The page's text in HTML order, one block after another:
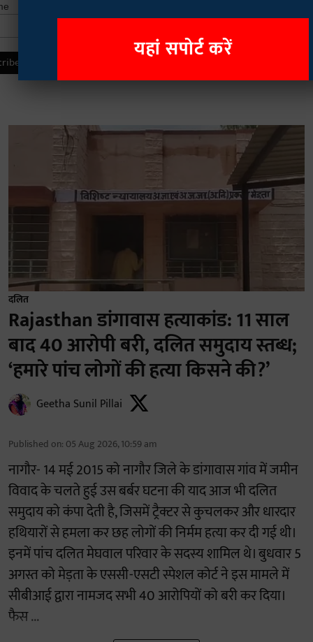
दलित
Rajasthan डांगावास हत्याकांड: 11 साल
बाद 40 आरोपी बरी, दलित समुदाय स्तब्ध;
‘हमारे पांच लोगों की हत्या किसने की?’
Geetha Sunil Pillai
Published on: 05 Aug 2026, 10:59 am
नागौर- 14 मई 2015 को नागौर जिले के डांगावास गांव में जमीन
विवाद के चलते हुई उस बर्बर घटना की याद आज भी दलित
समुदाय को कंपा देती है, जिसमें ट्रैक्टर से कुचलकर और धारदार
हथियारों से हमला कर छह लोगों की निर्मम हत्या कर दी गई थी।
इनमें पांच दलित मेघवाल परिवार के सदस्य शामिल थे। बुधवार 5
अगस्त को मेड़ता के एससी-एसटी स्पेशल कोर्ट ने इस मामले में
सीबीआई द्वारा नामजद सभी 40 आरोपियों को बरी कर दिया।
फैस ...
यहां सपोर्ट करें